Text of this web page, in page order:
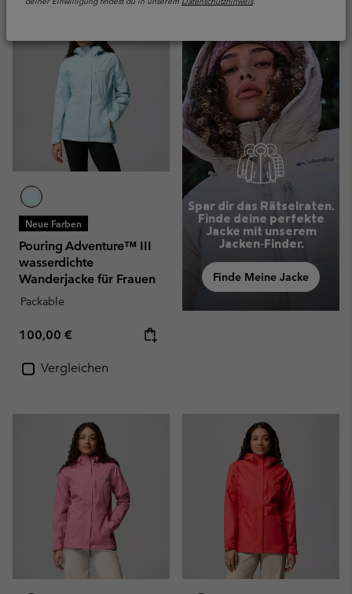
Neue Farben
Pouring Adventure™ III
wasserdichte
Wanderjacke für Frauen
Packable
Regular price:
100,00 €
Vergleichen
Spar dir das Rätselraten.
Finde deine perfekte
Jacke mit unserem
Jacken‑Finder.
Finde Meine Jacke